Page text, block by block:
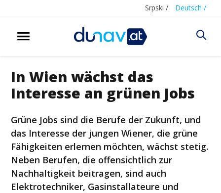
Srpski / Deutsch /
In Wien wächst das
Interesse an grünen Jobs
Grüne Jobs sind die Berufe der Zukunft, und
das Interesse der jungen Wiener, die grüne
Fähigkeiten erlernen möchten, wächst stetig.
Neben Berufen, die offensichtlich zur
Nachhaltigkeit beitragen, sind auch
Elektrotechniker, Gasinstallateure und